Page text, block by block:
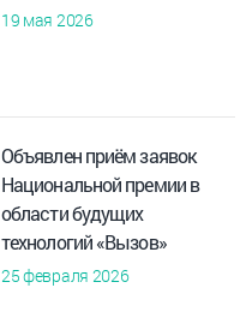
19 мая 2026
Объявлен приём заявок
Национальной премии в
области будущих
технологий «Вызов»
25 февраля 2026